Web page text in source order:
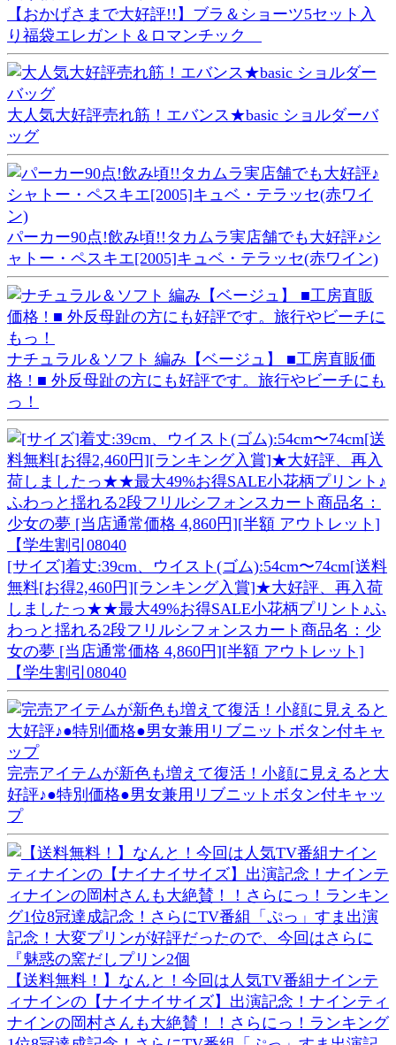
【おかげさまで大好評!!】ブラ＆ショーツ5セット入
り福袋エレガント＆ロマンチック
大人気大好評売れ筋！エバンス★basic ショルダーバ
ッグ
パーカー90点!飲み頃!!タカムラ実店舗でも大好評♪シ
ャトー・ペスキエ[2005]キュベ・テラッセ(赤ワイン)
ナチュラル＆ソフト 編み【ベージュ】 ■工房直販価
格 ! ■ 外反母趾の方にも好評です。旅行やビーチにも
っ！
[サイズ]着丈:39cm、ウイスト(ゴム):54cm〜74cm[送料
無料[お得2,460円][ランキング入賞]★大好評、再入荷
しましたっ★★最大49%お得SALE小花柄プリント♪ふ
わっと揺れる2段フリルシフォンスカート商品名：少
女の夢 [当店通常価格 4,860円][半額 アウトレット]
【学生割引08040
完売アイテムが新色も増えて復活！小顔に見えると大
好評♪●特別価格●男女兼用リブニットボタン付キャッ
プ
【送料無料！】なんと！今回は人気TV番組ナインテ
ィナインの【ナイナイサイズ】出演記念！ナインティ
ナインの岡村さんも大絶賛！！さらにっ！ランキング